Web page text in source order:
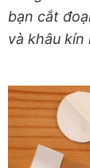
bạn cắt
và khâu kín